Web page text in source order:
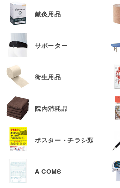
鍼灸用品
サポーター
衛生用品
院内消耗品
ポスター・チラシ類
A-COMS